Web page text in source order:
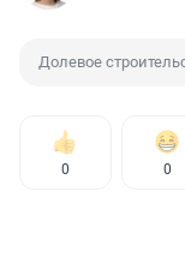
Долевое
0 0